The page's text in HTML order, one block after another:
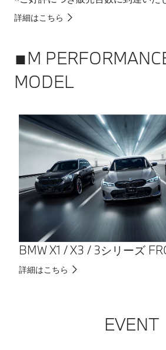
詳細はこちら
■M
MODEL
BMW X1 / X3 / 3シリーズ
詳細はこちら
EVENT